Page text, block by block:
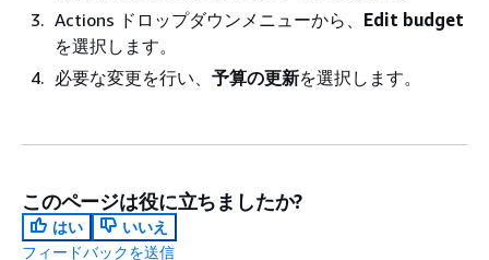
Actions ドロップダウンメニューから、 Edit budget
を選択します。
必要な変更を行い、 予算の更新を選択します。
このページは役に立ちましたか?
はい
いいえ
フィードバックを送信